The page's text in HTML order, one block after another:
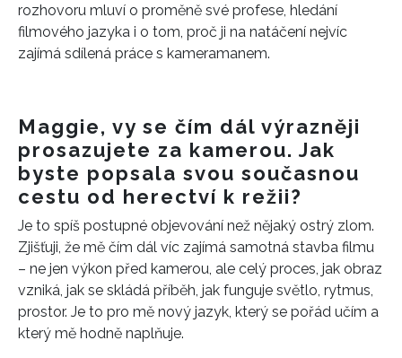
rozhovoru mluví o proměně své profese, hledání
filmového jazyka i o tom, proč ji na natáčení nejvíc
zajímá sdílená práce s kameramanem.
Maggie, vy se čím dál výrazněji
prosazujete za kamerou. Jak
byste popsala svou současnou
cestu od herectví k režii?
Je to spíš postupné objevování než nějaký ostrý zlom.
Zjišťuji, že mě čím dál víc zajímá samotná stavba filmu
– ne jen výkon před kamerou, ale celý proces, jak obraz
vzniká, jak se skládá příběh, jak funguje světlo, rytmus,
prostor. Je to pro mě nový jazyk, který se pořád učím a
který mě hodně naplňuje.